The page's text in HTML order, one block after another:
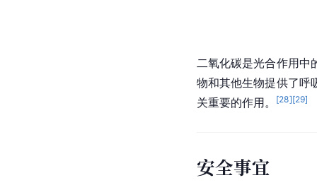
二氧化碳是光合作用中
物和其他生物提供了呼
关重要的作用。
[28][29]
安全事宜